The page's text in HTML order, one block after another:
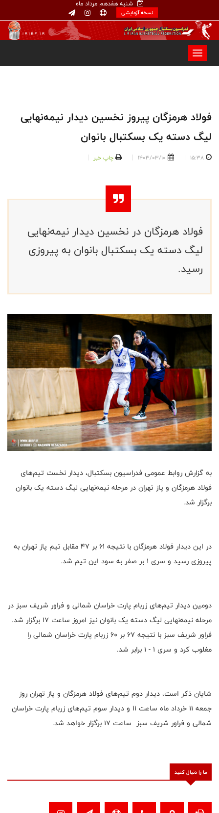
شنبه هفدهم مرداد ماه
نسخه آزمایشی
فولاد هرمزگان پیروز نخسین دیدار نیمه‌نهایی
لیگ دسته یک بسکتبال بانوان
15:38
1403/03/10 چاپ خبر
فولاد هرمزگان در نخسین دیدار نیمه‌نهایی
لیگ دسته یک بسکتبال بانوان به پیروزی
رسید.
به گزارش روابط عمومی فدراسیون بسکتبال، دیدار نخست تیم‌های
فولاد هرمزگان و پاز تهران در مرحله نیمه‌نهایی لیگ دسته یک بانوان
برگزار شد.
در این دیدار فولاد هرمزگان با نتیجه ۶۱ بر ۴۷ مقابل تیم پاز تهران به
پیروزی رسید و سری ۱ بر صفر به سود این تیم شد.
دومین دیدار تیم‌های زربام پارت خراسان شمالی و فراور شریف سبز در
مرحله نیمه‌نهایی لیگ دسته یک بانوان نیز امروز ساعت ۱۷ برگزار شد.
فراور شریف سبز با نتیجه ۶۷ بر ۶۰ زربام پارت خراسان شمالی را
مغلوب کرد و سری ۱ - ۱‌ برابر شد.
شایان ذکر است، دیدار دوم تیم‌های فولاد هرمزگان و پاز تهران روز
جمعه ۱۱ خرداد ماه ساعت ۱۱ و دیدار سوم تیم‌های زربام پارت خراسان
شمالی و فراور شریف سبز ساعت ۱۷ برگزار خواهد شد.
ما را دنبال کنید